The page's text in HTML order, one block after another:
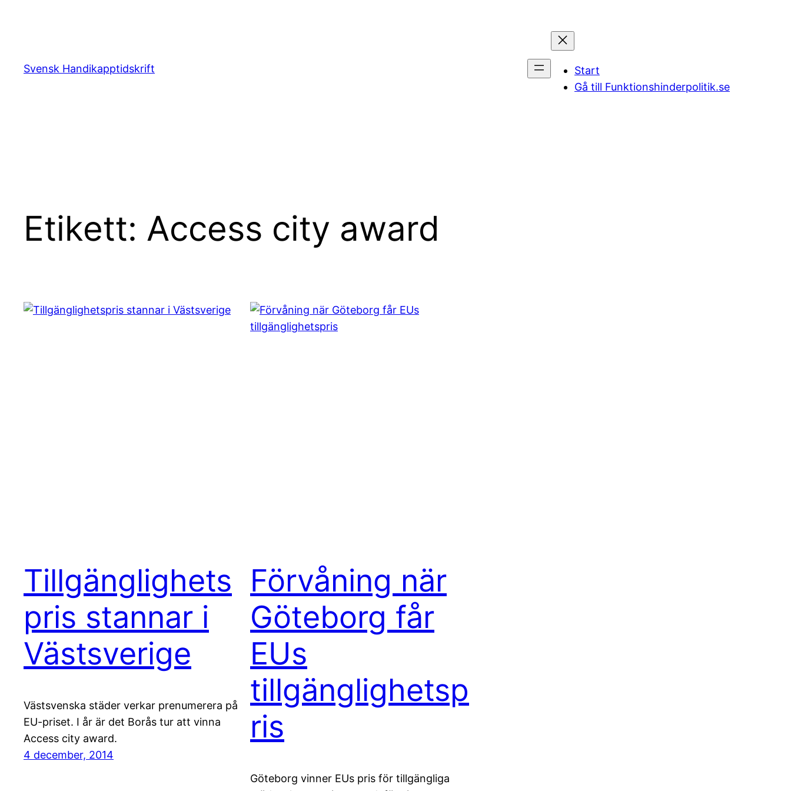
Svensk Handikapptidskrift
Start
Gå till Funktionshinderpolitik.se
Etikett: Access city award
Tillgänglighets
pris stannar i
Västsverige
Västsvenska städer verkar prenumerera på
EU-priset. I år är det Borås tur att vinna
Access city award.
4 december, 2014
Förvåning när
Göteborg får
EUs
tillgänglighetsp
ris
Göteborg vinner EUs pris för tillgängliga